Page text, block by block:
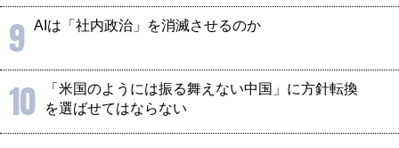
9 AIは「社内政治」を消滅させるのか
10
「米国のようには振る舞えない中国」に方針転換
を選ばせてはならない